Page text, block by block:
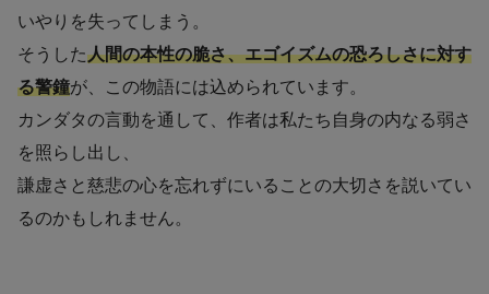
いやりを失ってしまう。
そうした人間の本性の脆さ、エゴイズムの恐ろしさに対す
る警鐘が、この物語には込められています。
カンダタの言動を通して、作者は私たち自身の内なる弱さ
を照らし出し、
謙虚さと慈悲の心を忘れずにいることの大切さを説いてい
るのかもしれません。